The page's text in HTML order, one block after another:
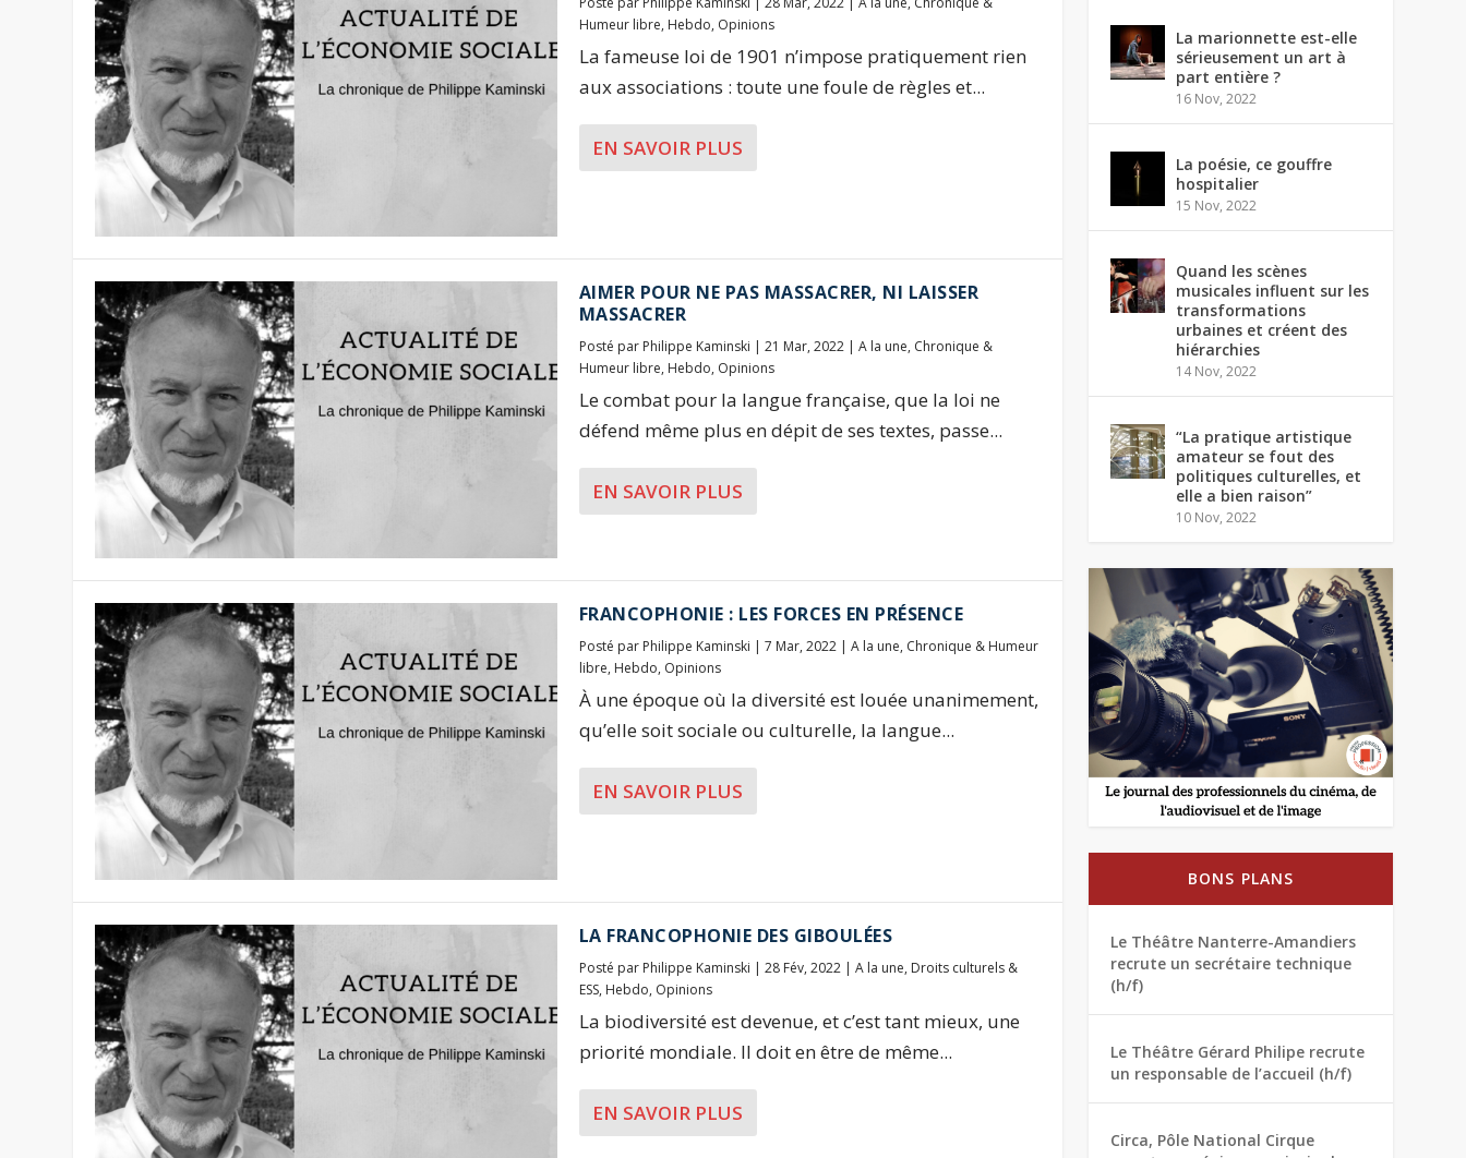
Humeur libre, Hebdo, Opinions
La fameuse loi de 1901 n’impose pratiquement rien
aux associations : toute une foule de règles et...
EN SAVOIR PLUS
AIMER POUR NE PAS MASSACRER, NI LAISSER
MASSACRER
Posté par Philippe Kaminski | 21 Mar, 2022| A la une, Chronique &
Humeur libre, Hebdo, Opinions
Le combat pour la langue française, que la loi ne
défend même plus en dépit de ses textes, passe...
EN SAVOIR PLUS
FRANCOPHONIE : LES FORCES EN PRÉSENCE
Posté par Philippe Kaminski | 7 Mar, 2022| A la une, Chronique & Humeur
libre, Hebdo, Opinions
À une époque où la diversité est louée unanimement,
qu’elle soit sociale ou culturelle, la langue...
EN SAVOIR PLUS
LA FRANCOPHONIE DES GIBOULÉES
Posté par Philippe Kaminski | 28 Fév, 2022| A la une, Droits culturels &
ESS, Hebdo, Opinions
La biodiversité est devenue, et c’est tant mieux, une
priorité mondiale. Il doit en être de même...
EN SAVOIR PLUS
La marionnette est-elle
sérieusement un art à
part entière ?
16 Nov, 2022
La poésie, ce gouffre
hospitalier
15 Nov, 2022
Quand les scènes
musicales influent sur les
transformations
urbaines et créent des
hiérarchies
14 Nov, 2022
“La pratique artistique
amateur se fout des
politiques culturelles, et
elle a bien raison”
10 Nov, 2022
BONS PLANS
Le Théâtre Nanterre-Amandiers
recrute un secrétaire technique
(h/f)
Le Théâtre Gérard Philipe recrute
un responsable de l’accueil (h/f)
Circa, Pôle National Cirque